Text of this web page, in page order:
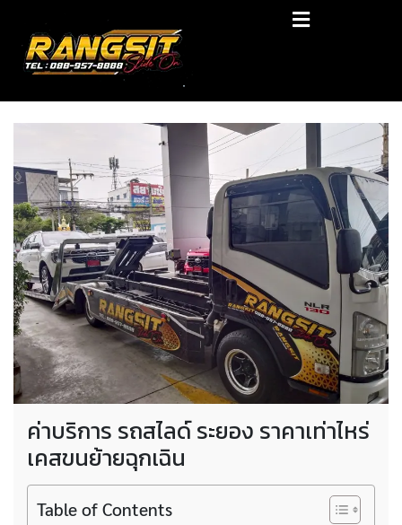
content
RANGSIT SlideON
รถยก168 รถสไลด์รังสิต รถสไลด์ ราคาถูก
ค่าบริการ รถสไลด์ ระยอง ราคาเท่าไหร่
เคสขนย้ายฉุกเฉิน
Table of Contents